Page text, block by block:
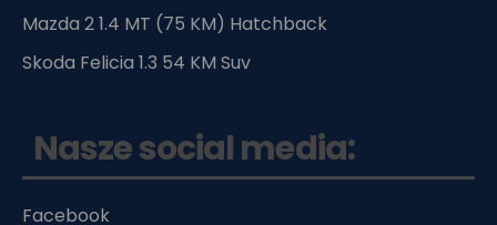
Mazda 2 1.4 MT (75 KM) Hatchback
Skoda Felicia 1.3 54 KM Suv
Nasze social media:
Facebook